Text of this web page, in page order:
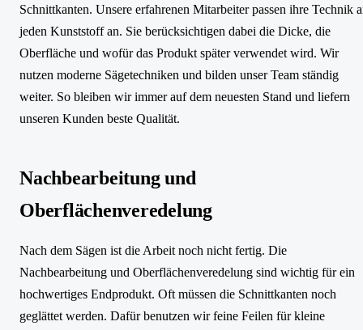
Schnittkanten. Unsere erfahrenen Mitarbeiter passen ihre Technik
jeden Kunststoff an. Sie berücksichtigen dabei die Dicke, die
Oberfläche und wofür das Produkt später verwendet wird. Wir
nutzen moderne Sägetechniken und bilden unser Team ständig
weiter. So bleiben wir immer auf dem neuesten Stand und liefern
unseren Kunden beste Qualität.
Nachbearbeitung und
Oberflächenveredelung
Nach dem Sägen ist die Arbeit noch nicht fertig. Die
Nachbearbeitung und Oberflächenveredelung sind wichtig für ein
hochwertiges Endprodukt. Oft müssen die Schnittkanten noch
geglättet werden. Dafür benutzen wir feine Feilen für kleine